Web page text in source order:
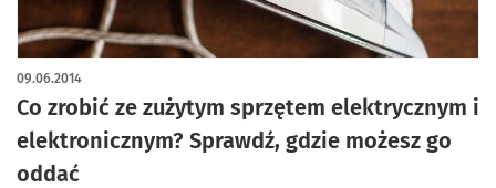
Co zrobić ze zużytym sprzętem elektrycznym i
elektronicznym? Sprawdź, gdzie możesz go
oddać
09.06.2014